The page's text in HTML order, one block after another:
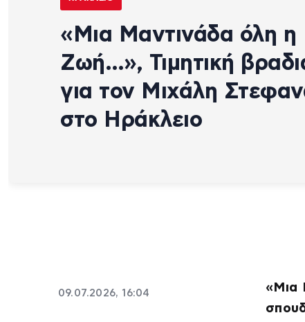
«Μια Μαντινάδα όλη η
Ζωή…», Τιμητική
για τον Μιχάλη
στο Ηράκλειο
09.07.2026, 16:04
«Μια